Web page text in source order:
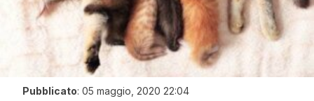
Pubblicato: 05 maggio, 2020 22:04